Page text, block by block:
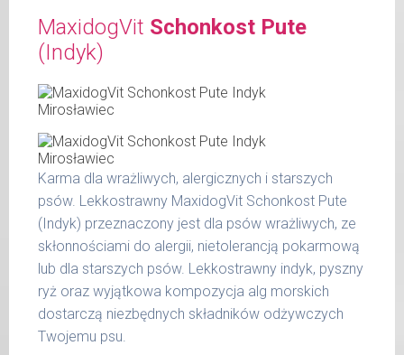
Szczegółowa analiza składu:
surowe białko 10,60 %
tłuszcz surowy 5,90 %
popiół surowy 1,90 %
włókno surowe 0,50 %
wilgotność 78,00 %
wapń 0,37 %
fosfor 0,24 %
świeży posiłek, oferujemy różne objętości
puszek. Zalecamy przechowywanie
otwartych opakowań w lodówce, nie dłużej
niż 2 dni.
MaxidogVit Schonkost Lamm (Jagnięcina)
waga
psa
dzienna
porcja
do 5
kg
200 g
6 - 14
kg
300 g
15 -
MaxidogVit Schonkost Pute
(Indyk)
Karma dla wrażliwych, alergicznych i starszych
psów. Lekkostrawny MaxidogVit Schonkost Pute
(Indyk) przeznaczony jest dla psów wrażliwych, ze
skłonnościami do alergii, nietolerancją pokarmową
lub dla starszych psów. Lekkostrawny indyk, pyszny
ryż oraz wyjątkowa kompozycja alg morskich
dostarczą niezbędnych składników odżywczych
Twojemu psu.